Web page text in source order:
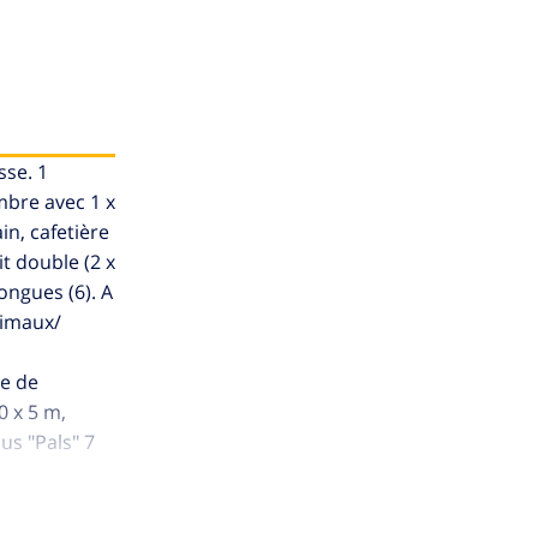
1
avec 1 x
cafetière
double (2 x
(6). A
de
x 5 m,
"Pals" 7